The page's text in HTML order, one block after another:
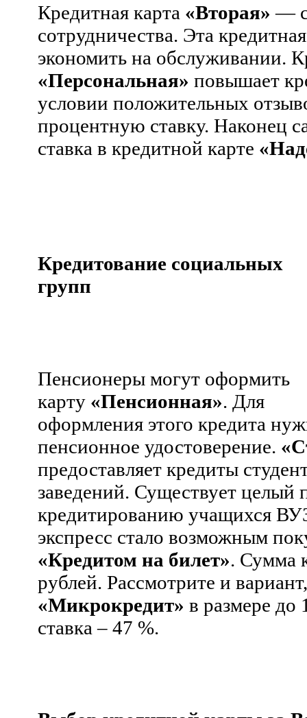
Кредитная карта «Вторая» —
сотрудничества. Эта
экономить на обслуживании.
«Персональная» повышает
условии положительных
процентную ставку. Наконец
ставка в кредитной карте
Кредитование социальных
групп
Пенсионеры могут оформить
карту «Пенсионная». Для
оформления этого кредита
пенсионное удостоверение.
предоставляет кредиты
заведений. Существует целый
кредитированию учащихся
экспресс стало возможным
«Кредитом на билет». Сумма
рублей. Рассмотрите и
«Микрокредит» в размере до
ставка – 47 %.